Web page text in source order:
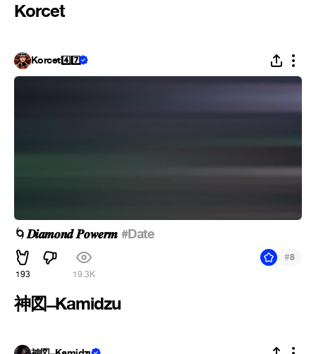
Korcet
Korcet4️⃣7️⃣
🌀𝑫𝒊𝒂𝒎𝒐𝒏𝒅 𝑷𝒐𝒘𝒆𝒓𝒎 #Date
193 19.3K
#8
神図 ̶ Kamidzu